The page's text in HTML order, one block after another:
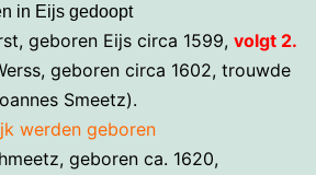
in Eijs gedoopt
geboren Eijs circa 1599, volgt 2.
geboren circa 1602, trouwde
Smeetz).
werden geboren
geboren ca. 1620,